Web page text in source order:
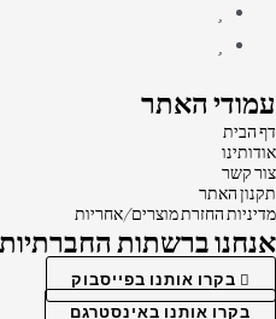
עמודי האתר
דף הבית
אודותינו
צור קשר
תקנון האתר
מדיניות החזרת מוצרים/אחריות
אנחנו ברשתות
בקרו אותנו בפייסבוק
בקרו אותנו באינסטרגם